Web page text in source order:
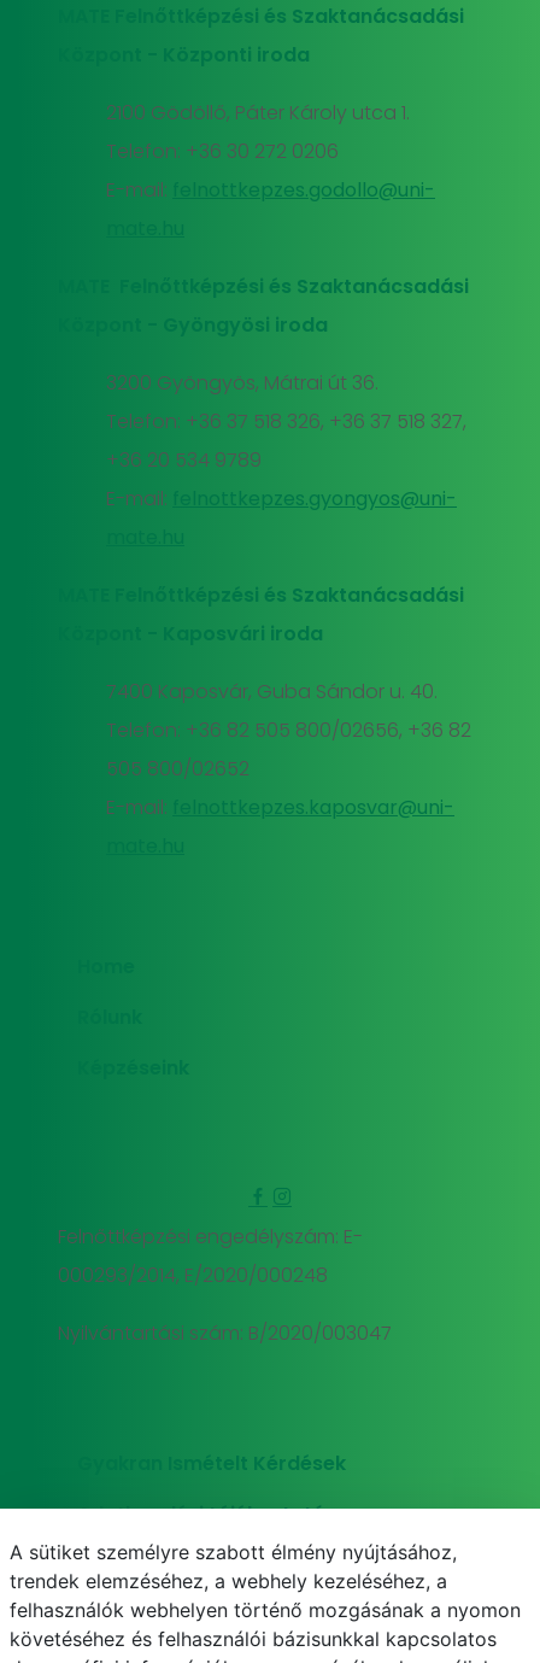
MATE Felnőttképzési és Szaktanácsadási
Központ - Központi iroda
2100 Gödöllő, Páter Károly utca 1.
Telefon: +36 30 272 0206
E-mail:
felnottkepzes.godollo@uni-
MATE Felnőttképzési és Szaktanácsadási
Központ - Gyöngyösi iroda
3200 Gyöngyös, Mátrai út 36.
Telefon: +36 37 518 326, +36 37 518 327,
+36 20 534 9789
E-mail:
felnottkepzes.gyongyos@uni-
MATE Felnőttképzési és Szaktanácsadási
Központ - Kaposvári iroda
7400 Kaposvár, Guba Sándor u. 40.
Telefon: +36 82 505 800/02656, +36 82
505 800/02652
E-mail:
felnottkepzes.kaposvar@uni-
Felnőttképzési engedélyszám: E-
000293/2014, E/2020/000248
Nyilvántartási szám: B/2020/003047
Gyakran Ismételt Kérdések
Adatkezelési tájékoztató
Süti (cookie) tájékoztató
A sütiket személyre szabott élmény nyújtásához,
trendek elemzéséhez, a webhely kezeléséhez, a
felhasználók webhelyen történő mozgásának a nyomon
követéséhez és felhasználói bázisunkkal kapcsolatos